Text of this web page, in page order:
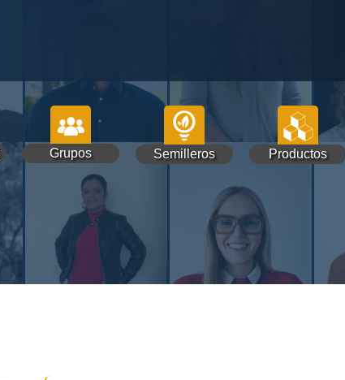
Grupos Semilleros Productos